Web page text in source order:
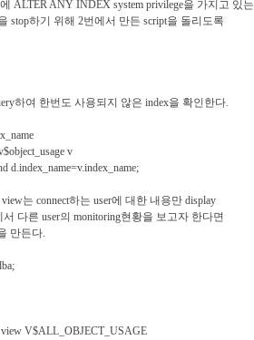
ALTER ANY INDEX system privilege을 가지고 있는
stop하기 위해 2번에서 만든 script을 돌리도록
하여 한번도 사용되지 않은 index을 확인한다.
v
d.index_name=v.index_name;
view는 connect하는 user에 대한 내용만 display
다른 user의 monitoring현황을 보고자 한다면
만든다.
view V$ALL_OBJECT_USAGE